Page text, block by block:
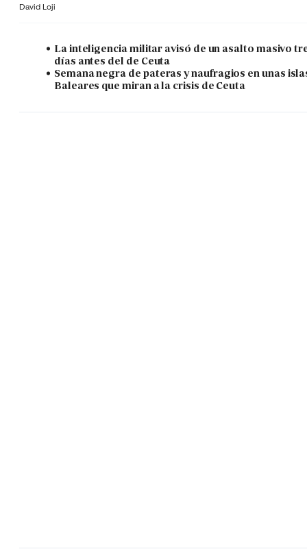
David Loji
La inteligencia militar avisó de un asalto masivo
días antes del de Ceuta
Semana negra de pateras y naufragios en unas
Baleares que miran a la crisis de Ceuta